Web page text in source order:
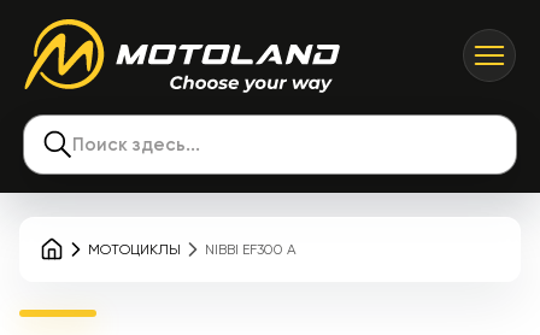
Поиск здесь...
МОТОЦИКЛЫ NIBBI EF300 A